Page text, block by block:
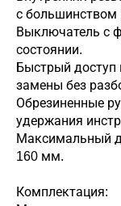
с большинством
Выключатель с
состоянии.
Быстрый
замены без
Обрезиненные
удержания
Максимальный
160 мм.
Комплектация: